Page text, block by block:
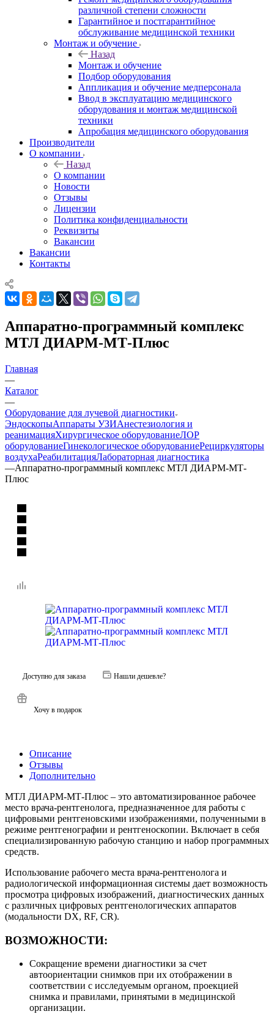
различной степени сложности
Гарантийное и постгарантийное
обслуживание медицинской техники
Монтаж и обучение
Назад
Монтаж и обучение
Подбор оборудования
Аппликация и обучение медперсонала
Ввод в эксплуатацию медицинского
оборудования и монтаж медицинской
техники
Апробация медицинского оборудования
Производители
О компании
Назад
О компании
Новости
Отзывы
Лицензии
Политика конфиденциальности
Реквизиты
Вакансии
Вакансии
Контакты
Аппаратно-программный комплекс
МТЛ ДИАРМ-МТ-Плюс
Главная
—
Каталог
—
Оборудование для лучевой диагностики
ЭндоскопыАппараты УЗИАнестезиология и
реанимацияХирургическое оборудованиеЛОР
оборудованиеГинекологическое оборудованиеРециркуляторы
воздухаРеабилитацияЛабораторная диагностика
—Аппаратно-программный комплекс МТЛ ДИАРМ-МТ-
Плюс
Доступно для заказа Нашли дешевле?
Хочу в подарок
Описание
Отзывы
Дополнительно
МТЛ ДИАРМ-МТ-Плюс – это автоматизированное рабочее
место врача-рентгенолога, предназначенное для работы с
цифровыми рентгеновскими изображениями, полученными в
режиме рентгенографии и рентгеноскопии. Включает в себя
специализированную рабочую станцию и набор программных
средств.
Использование рабочего места врача-рентгенолога и
радиологической информационная системы дает возможность
просмотра цифровых изображений, диагностических данных
с различных цифровых рентгенологических аппаратов
(модальности DX, RF, CR).
ВОЗМОЖНОСТИ:
Сокращение времени диагностики за счет
автоориентации снимков при их отображении в
соответствии с исследуемым органом, проекцией
снимка и правилами, принятыми в медицинской
организации.